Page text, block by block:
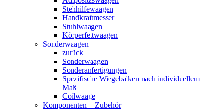
Stehhilfewaagen
Handkraftmesser
Stuhlwaagen
Körperfettwaagen
Sonderwaagen
zurück
Sonderwaagen
Sonderanfertigungen
Spezifische Wiegebalken nach individuellem
Maß
Coilwaage
Komponenten + Zubehör